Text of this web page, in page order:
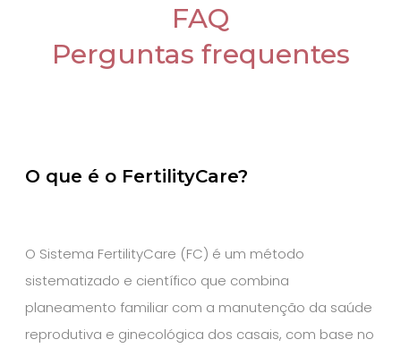
FAQ
Perguntas frequentes
O que é o FertilityCare?
O Sistema FertilityCare (FC) é um método
sistematizado e científico que combina
planeamento familiar com a manutenção da saúde
reprodutiva e ginecológica dos casais, com base no